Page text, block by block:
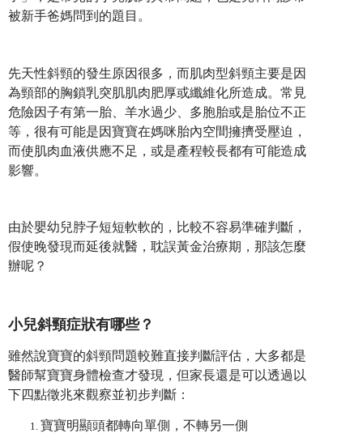
被新手爸媽問到的題目。
先天性斜頸的發生原因很多，而肌肉型斜頸主要是因
為頸部的胸鎖乳突肌肌肉肥厚或纖維化所造成。常見
危險因子有第一胎、羊水過少、多胞胎或是胎位不正
等，很有可能是因寶寶在媽咪胎內空間擁擠受壓迫，
而使肌肉血液供應不足，或是產程較長都有可能造成
影響。
由於嬰幼兒脖子短短軟軟的，比較不容易準確判斷，
假使晚發現而延後就醫，耽誤黃金治療期，那該怎麼
辦呢？
小兒斜頸症狀有哪些？
雖然說寶寶的斜頸問題較難直接判斷評估，大多都是
醫師幫寶寶身體檢查才發現，但家長還是可以透過以
下四點徵兆來觀察並初步判斷：
寶寶明顯頭都轉向單側，不轉另一側